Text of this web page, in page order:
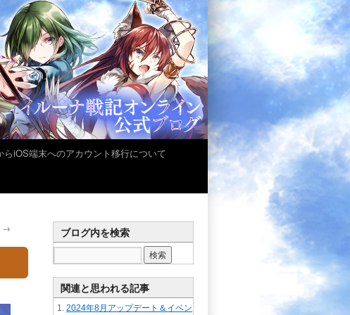
らiOS端末へのアカウント移行について
→ ブログ内を検索
関連と思われる記事
2024年8月アップデート＆イベン